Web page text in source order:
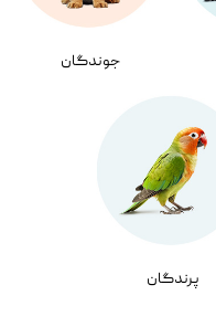
جوندگان
پرندگان